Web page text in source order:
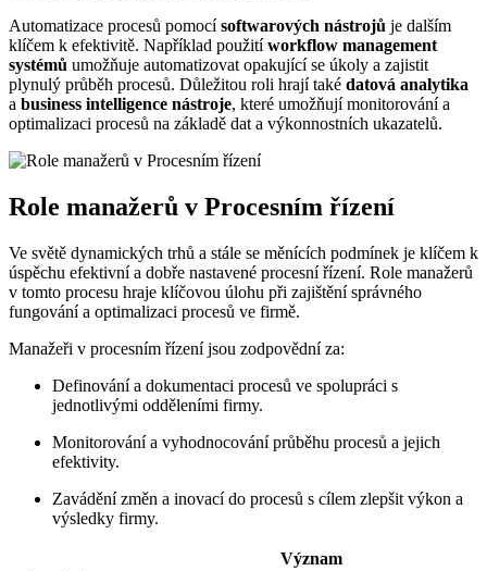
Automatizace procesů pomocísoftwarových nástrojů je dalším
klíčem k efektivitě. Například použitíworkflow management
systémů umožňuje automatizovat opakující se úkoly a zajistit
plynulý průběh procesů. Důležitou roli hrají také datová analytika
a business intelligence nástroje, které umožňují monitorování a
optimalizaci procesů na základě dat a výkonnostních ukazatelů.
Role manažerů v Procesním řízení
Ve světě dynamických trhů a stále se měnících podmínek je klíčem k
úspěchu efektivní a dobře nastavené procesní řízení. Role manažerů
v tomto procesu hraje klíčovou úlohu při zajištění správného
fungování a optimalizaci procesů ve firmě.
Manažeři v procesním řízení jsou zodpovědní za:
Definování a dokumentaci procesů ve spolupráci s
jednotlivými odděleními firmy.
Monitorování a vyhodnocování průběhu procesů a jejich
efektivity.
Zavádění změn a inovací do procesů s cílem zlepšit výkon a
výsledky firmy.
Význam